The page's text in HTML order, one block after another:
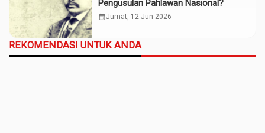
Pengusulan Pahlawan Nasional?
calendar_monthJumat, 12 Jun 2026
REKOMENDASI UNTUK ANDA